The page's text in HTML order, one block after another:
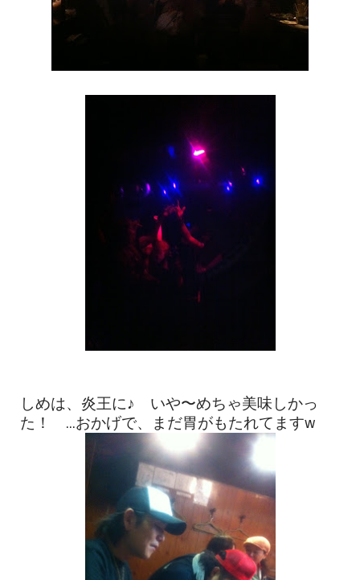
しめは、炎王に♪ いや〜めちゃ美味しかっ
た！ ...おかげで、まだ胃がもたれてますw